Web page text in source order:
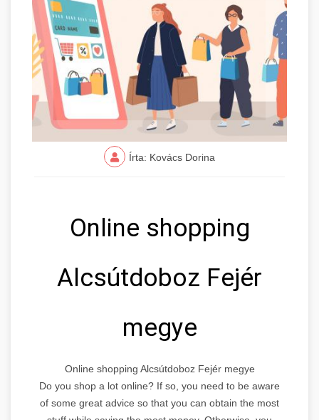
Írta: Kovács Dorina
Online shopping
Alcsútdoboz Fejér
megye
Online shopping Alcsútdoboz Fejér megye
Do you shop a lot online? If so, you need to be aware
of some great advice so that you can obtain the most